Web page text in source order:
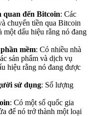
quan đến Bitcoin: Các
chuyển tiền qua Bitcoin
một dấu hiệu rằng nó đang
mềm: Có nhiều nhà
sản phẩm và dịch vụ
hiệu rằng nó đang được
sử dụng: Số lượng
: Có một số quốc gia
để nó trở thành một loại